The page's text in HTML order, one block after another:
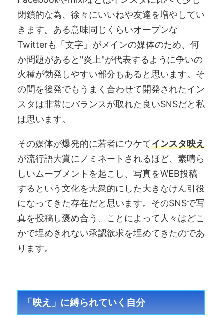
閉鎖的な為、徐々にいいねや友達を増やしてい
きます。ある意味同じくらいオープンな
Twitterも「文字」がメインの媒体のため、何
か問題があると"炎上"が代表するように争いの
火種が勃発しやすい部分もあると思います。そ
の間を後発でもうまく合わせて開発されたイン
スタは非常にバランスが取れた良いSNSだと私
は思います。
その媒体が爆発的に若者にウケてインスタ映え
が流行語大賞にノミネートされるほど、素晴ら
しいムーブメントを起こし、写真をWEB投稿
するという文化を大衆的にした大きなけん引役
になってきた存在だと思います。そのSNSで写
真を投稿し褒め合う、ことによって人々はどこ
かで埋めきれない承認欲求を埋めてきたのであ
ります。
「映え」に縛られていく自分